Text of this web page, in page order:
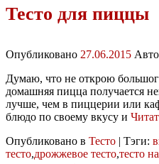
Тесто для пиццы
Опубликовано 27.06.2015
Думаю, что не открою
домашняя пицца получается
лучше, чем в пиццерии или
блюдо по своему вкусу и
Опубликовано в Тесто | Тэги:
тесто,дрожжевое тесто,тесто